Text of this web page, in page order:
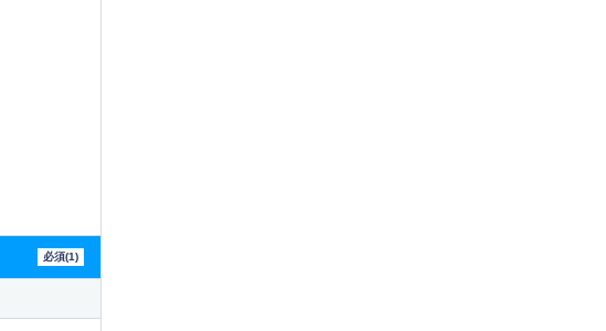
必須(1)